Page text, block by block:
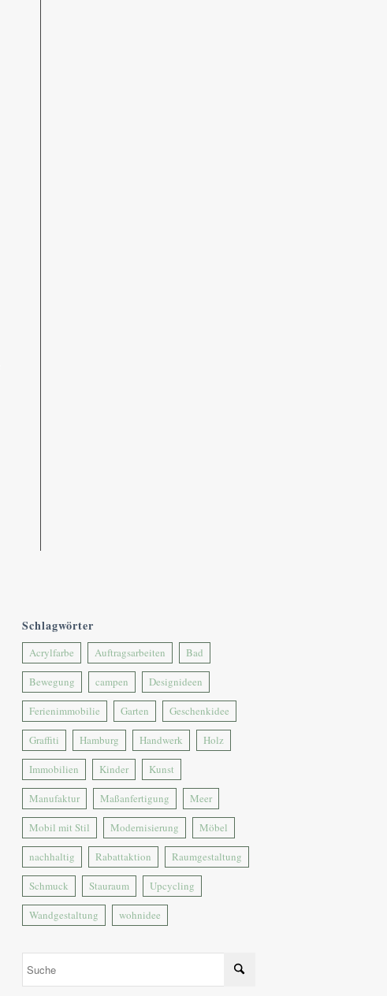
Schlagwörter
Acrylfarbe Auftragsarbeiten Bad
Bewegung campen Designideen
Ferienimmobilie Garten Geschenkidee
Graffiti Hamburg Handwerk Holz
Immobilien Kinder Kunst
Manufaktur Maßanfertigung Meer
Mobil mit Stil Modernisierung Möbel
nachhaltig Rabattaktion Raumgestaltung
Schmuck Stauraum Upcycling
Wandgestaltung wohnidee